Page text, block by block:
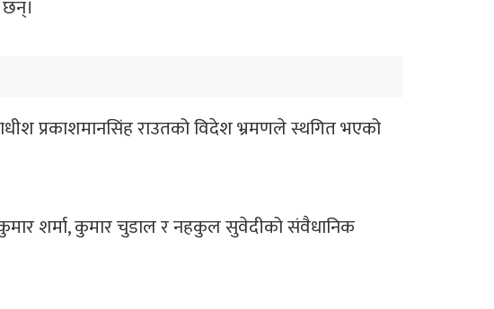
प्रकाशमानसिंह राउतको विदेश भ्रमणले स्थगित भएको
शर्मा, कुमार चुडाल र नहकुल सुवेदीको संवैधानिक